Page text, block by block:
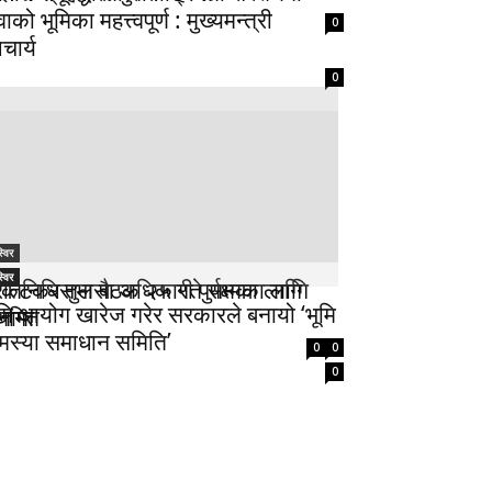
0
भूमिका महत्त्वपूर्ण : मुख्यमन्त्री
0
तुलसा अधिकारी पुर्पक्षका लागि
0
बैठक २५ गते सम्मका लागि
0
आयोग खारेज गरेर सरकारले बनायो ‘भूमि
समाधान समिति’
0